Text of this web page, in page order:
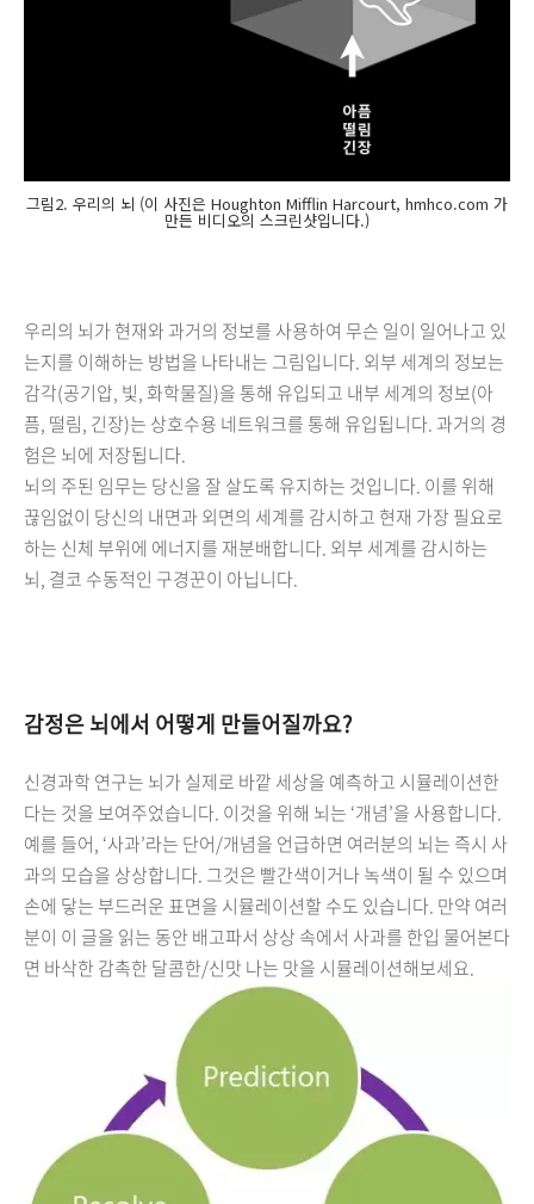
그림2. 우리의 뇌 (이 사진은 Houghton Mifflin Harcourt, hmhco.com 가
만든 비디오의 스크린샷입니다.)
우리의 뇌가 현재와 과거의 정보를 사용하여 무슨 일이 일어나고 있
는지를 이해하는 방법을 나타내는 그림입니다. 외부 세계의 정보는
감각(공기압, 빛, 화학물질)을 통해 유입되고 내부 세계의 정보(아
픔, 떨림, 긴장)는 상호수용 네트워크를 통해 유입됩니다. 과거의 경
험은 뇌에 저장됩니다.
뇌의 주된 임무는 당신을 잘 살도록 유지하는 것입니다. 이를 위해
끊임없이 당신의 내면과 외면의 세계를 감시하고 현재 가장 필요로
하는 신체 부위에 에너지를 재분배합니다. 외부 세계를 감시하는
뇌, 결코 수동적인 구경꾼이 아닙니다.
감정은 뇌에서 어떻게 만들어질까요?
신경과학 연구는 뇌가 실제로 바깥 세상을 예측하고 시뮬레이션한
다는 것을 보여주었습니다. 이것을 위해 뇌는 ‘개념’을 사용합니다.
예를 들어, ‘사과’라는 단어/개념을 언급하면 여러분의 뇌는 즉시 사
과의 모습을 상상합니다. 그것은 빨간색이거나 녹색이 될 수 있으며
손에 닿는 부드러운 표면을 시뮬레이션할 수도 있습니다. 만약 여러
분이 이 글을 읽는 동안 배고파서 상상 속에서 사과를 한입 물어본다
면 바삭한 감촉한 달콤한/신맛 나는 맛을 시뮬레이션해보세요.